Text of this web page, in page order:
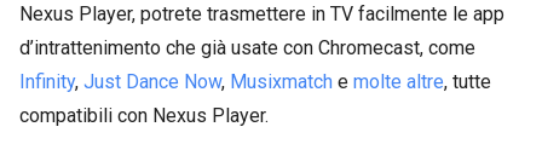
Nexus Player, potrete trasmettere in TV facilmente le app
d’intrattenimento che già usate con Chromecast, come
Infinity, Just Dance Now, Musixmatch e molte altre, tutte
compatibili con Nexus Player.